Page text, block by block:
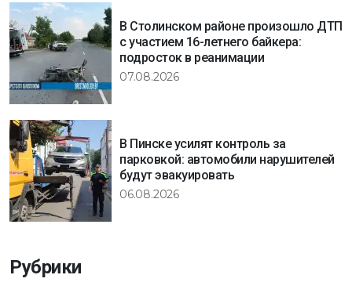
В Столинском районе произошло ДТП
с участием 16-летнего байкера:
подросток в реанимации
07.08.2026
В Пинске усилят контроль за
парковкой: автомобили нарушителей
будут эвакуировать
06.08.2026
Рубрики